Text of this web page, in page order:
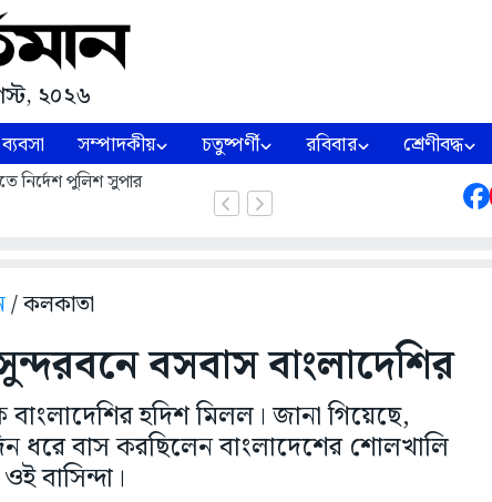
২০২৬
ব্যবসা সম্পাদকীয় চতুষ্পর্ণী রবিবার শ্রেণীবদ্ধ
নির্দেশ পুলিশ সুপার
/ কলকাতা
বসবাস বাংলাদেশির
হদিশ মিলল। জানা গিয়েছে,
ধরে বাস করছিলেন বাংলাদেশের শোলখালি
বাসিন্দা।